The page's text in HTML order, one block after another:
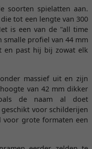
soorten spielatten aan.
tot een lengte van 300
is een van de "all time
profiel van 44 mm
en past hij bij zowat elk
massief uit en zijn
van 42 mm dikker
de naam al doet
voor schilderijen
grote formaten een